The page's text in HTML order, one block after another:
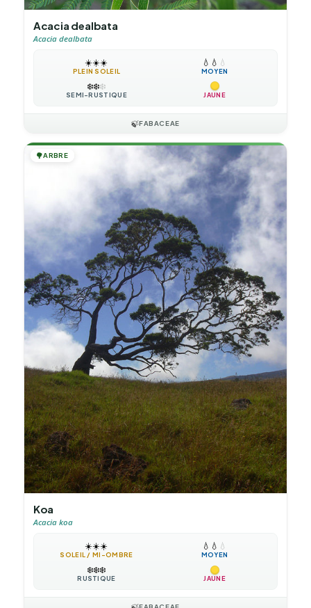
Acacia dealbata
Acacia dealbata
☀️☀️☀️
PLEIN SOLEIL
💧 💧 💧
MOYEN
❄️❄️❄️
SEMI-RUSTIQUE JAUNE
🍃FABACEAE
🌳ARBRE
Koa
Acacia koa
☀️☀️☀️
SOLEIL / MI-OMBRE
💧 💧 💧
MOYEN
❄️❄️❄️
RUSTIQUE JAUNE